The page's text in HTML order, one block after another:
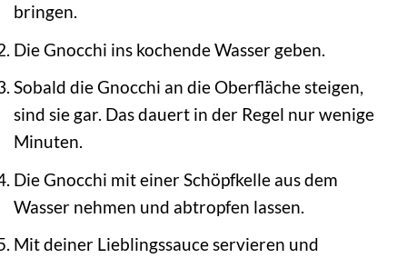
bringen.
Die Gnocchi ins kochende Wasser geben.
Sobald die Gnocchi an die Oberfläche steigen,
sind sie gar. Das dauert in der Regel nur wenige
Minuten.
Die Gnocchi mit einer Schöpfkelle aus dem
Wasser nehmen und abtropfen lassen.
Mit deiner Lieblingssauce servieren und